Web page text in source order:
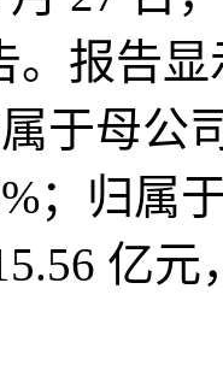
。报告
于母公
；归属
亿元